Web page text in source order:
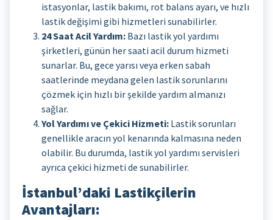
istasyonlar, lastik bakımı, rot balans ayarı, ve hızlı
lastik değişimi gibi hizmetleri sunabilirler.
24 Saat Acil Yardım: Bazı lastik yol yardımı
şirketleri, günün her saati acil durum hizmeti
sunarlar. Bu, gece yarısı veya erken sabah
saatlerinde meydana gelen lastik sorunlarını
çözmek için hızlı bir şekilde yardım almanızı
sağlar.
Yol Yardımı ve Çekici Hizmeti: Lastik sorunları
genellikle aracın yol kenarında kalmasına neden
olabilir. Bu durumda, lastik yol yardımı servisleri
ayrıca çekici hizmeti de sunabilirler.
İstanbul’daki Lastikçilerin
Avantajları: